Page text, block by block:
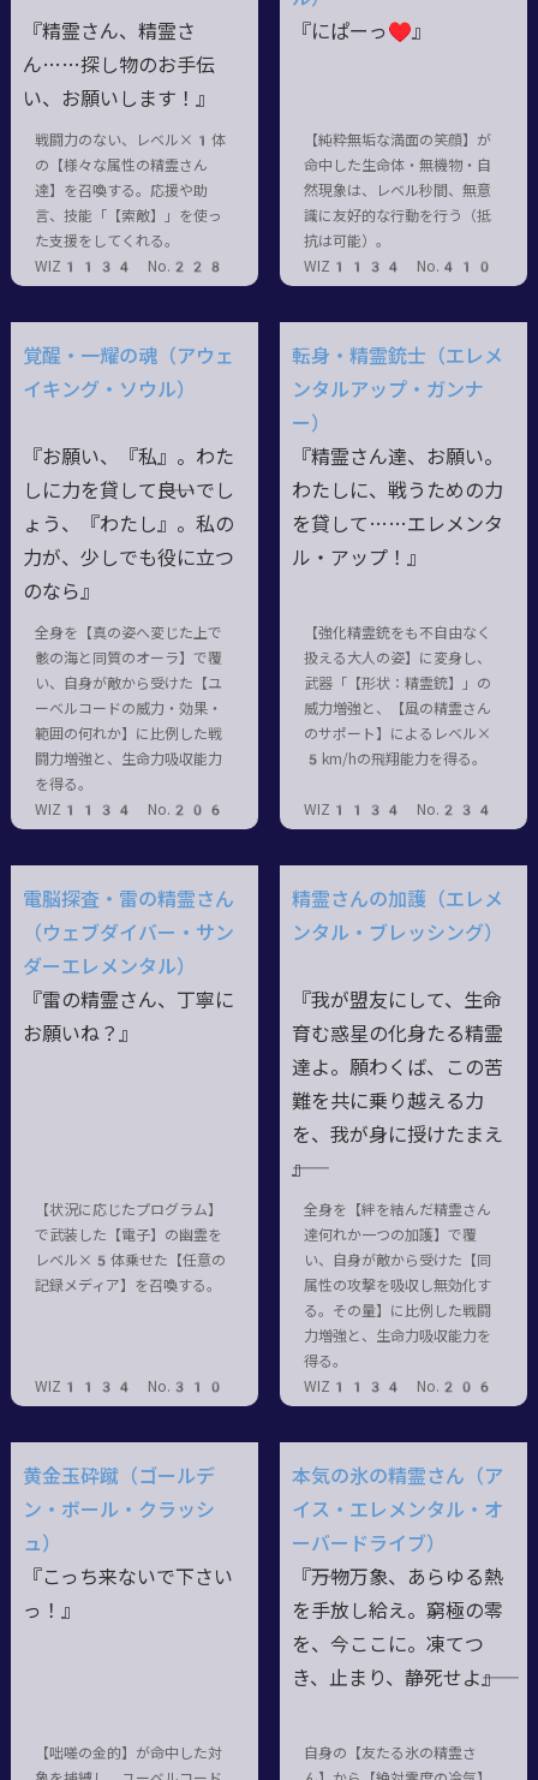
『精霊さん、精霊さ
ん……探し物のお手伝
い、お願いします！』
戦闘力のない、レベル×1体
の【様々な属性の精霊さん
達】を召喚する。応援や助
言、技能「【索敵】」を使っ
た支援をしてくれる。
WIZ1134 No.228
『にぱーっ♥』
【純粋無垢な満面の笑顔】が
命中した生命体・無機物・自
然現象は、レベル秒間、無意
識に友好的な行動を行う（抵
抗は可能）。
WIZ1134 No.410
覚醒・一耀の魂（アウェ
イキング・ソウル）
『お願い、『私』。わた
しに力を貸して――良いでし
ょう、『わたし』。私の
力が、少しでも役に立つ
のなら』
全身を【真の姿へ変じた上で
骸の海と同質のオーラ】で覆
い、自身が敵から受けた【ユ
ーベルコードの威力・効果・
範囲の何れか】に比例した戦
闘力増強と、生命力吸収能力
を得る。
WIZ1134 No.206
転身・精霊銃士（エレメ
ンタルアップ・ガンナ
ー）
『精霊さん達、お願い。
わたしに、戦うための力
を貸して……エレメンタ
ル・アップ！』
【強化精霊銃をも不自由なく
扱える大人の姿】に変身し、
武器「【形状：精霊銃】」の
威力増強と、【風の精霊さん
のサポート】によるレベル×
5km/hの飛翔能力を得る。
WIZ1134 No.234
電脳探査・雷の精霊さん
（ウェブダイバー・サン
ダーエレメンタル）
『雷の精霊さん、丁寧に
お願いね？』
【状況に応じたプログラム】
で武装した【電子】の幽霊を
レベル×5体乗せた【任意の
記録メディア】を召喚する。
WIZ1134 No.310
精霊さんの加護（エレメ
ンタル・ブレッシング）
『我が盟友にして、生命
育む惑星の化身たる精霊
達よ。願わくば、この苦
難を共に乗り越える力
を、我が身に授けたまえ
――』
全身を【絆を結んだ精霊さん
達何れか一つの加護】で覆
い、自身が敵から受けた【同
属性の攻撃を吸収し無効化す
る。その量】に比例した戦闘
力増強と、生命力吸収能力を
得る。
WIZ1134 No.206
黄金玉砕蹴（ゴールデ
ン・ボール・クラッシ
ュ）
『こっち来ないで下さい
っ！』
【咄嗟の金的】が命中した対
本気の氷の精霊さん（ア
イス・エレメンタル・オ
ーバードライブ）
『――万物万象、あらゆる熱
を手放し給え。窮極の零
を、今ここに。凍てつ
き、止まり、静死せよ――』
自身の【友たる氷の精霊さ